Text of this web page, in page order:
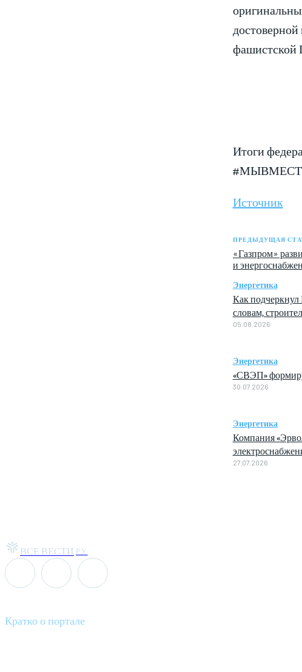
достоверной
фашистской
Итоги
#МЫВМЕСТЕ
Источник
ПРЕДЫДУЩАЯ
«Газпром»
и
Энергетика
Как подчеркнул
словам,
05.08.2026
Энергетика
«СВЭП»
30.07.2026
Энергетика
Компания
27.07.2026
ВСЕ ВЕСТИ РУ
Кратко о портале